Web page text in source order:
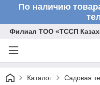
По наличию
Филиал ТОО «ТССП
Каталог Садовая